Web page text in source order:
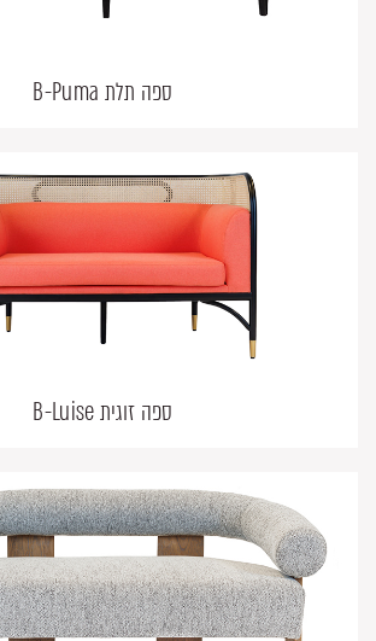
ספה תלת B-Puma
ספה זוגית B-Luise